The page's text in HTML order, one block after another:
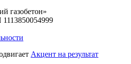
газобетон»
Акцент на результат